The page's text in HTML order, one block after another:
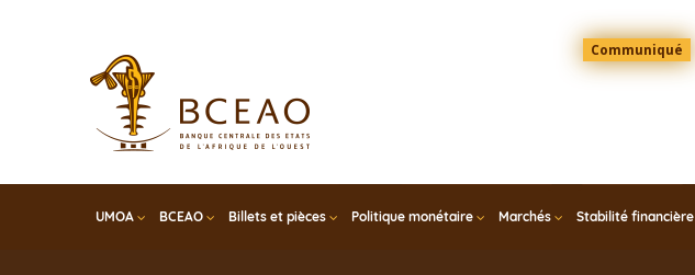
Menu
Top
Communiqué
UMOA BCEAO Billets et pièces Politique monétaire Marchés Stabilité financière